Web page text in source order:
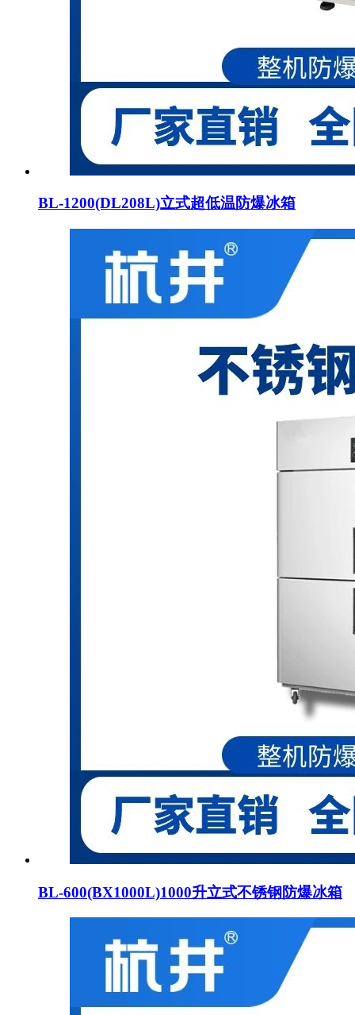
BL-1200(DL208L)立式超低温防爆冰箱
BL-600(BX1000L)1000升立式不锈钢防爆冰箱